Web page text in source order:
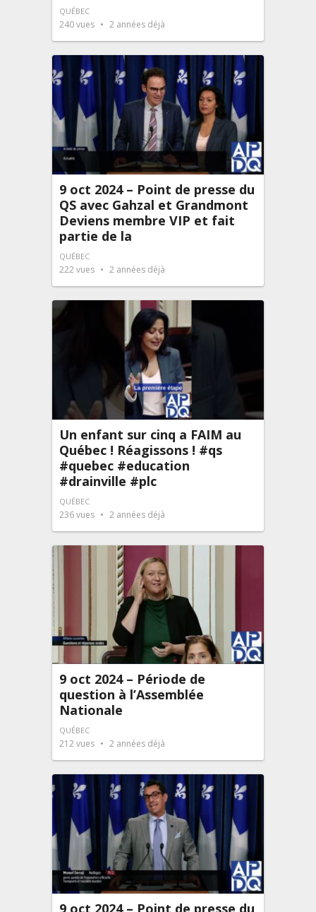
QUÉBEC
240vues 2 années déjà
9 oct 2024 – Point de presse du
QS avec Gahzal et Grandmont
Deviens membre VIP et fait
partie de la
QUÉBEC
222vues 2 années déjà
Un enfant sur cinq a FAIM au
Québec ! Réagissons ! #qs
#quebec #education
#drainville #plc
QUÉBEC
236vues 2 années déjà
9 oct 2024 – Période de
question à l’Assemblée
Nationale
QUÉBEC
212vues 2 années déjà
9 oct 2024 – Point de presse du